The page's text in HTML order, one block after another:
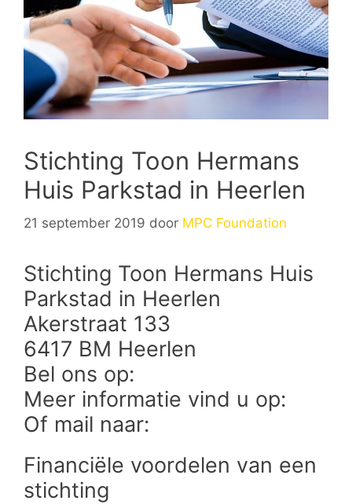
Stichting Toon Hermans
Huis Parkstad in Heerlen
21 september 2019 door MPC Foundation
Stichting Toon Hermans Huis
Parkstad in Heerlen
Akerstraat 133
6417 BM Heerlen
Bel ons op:
Meer informatie vind u op:
Of mail naar:
Financiële voordelen van een
stichting